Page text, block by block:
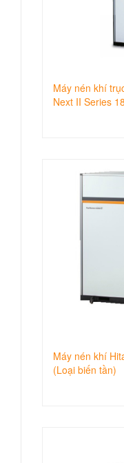
Máy nén khí
Next II Series
Máy nén khí
(Loại biến tần)